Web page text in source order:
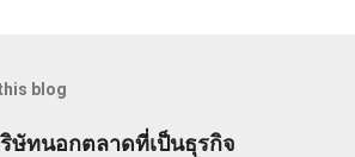
blog
ษัทนอกตลาดที่เป็นธุรกิจ